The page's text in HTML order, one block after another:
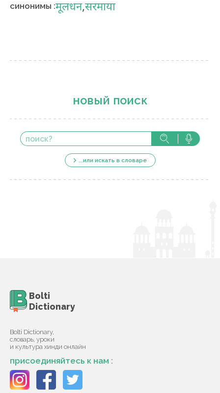
синонимы :मूलधन,सरमाया
новый поиск
...или искать в словаре
Bolti
Dictionary
Bolti Dictionary,
словарь, уроки
и культура хинди онлайн
присоединяйтесь к нам :